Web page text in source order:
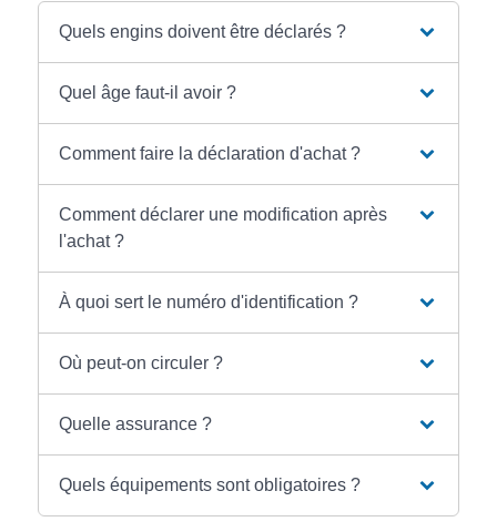
Quels engins doivent être déclarés ?
Quel âge faut-il avoir ?
Comment faire la déclaration d'achat ?
Comment déclarer une modification après
l'achat ?
À quoi sert le numéro d'identification ?
Où peut-on circuler ?
Quelle assurance ?
Quels équipements sont obligatoires ?